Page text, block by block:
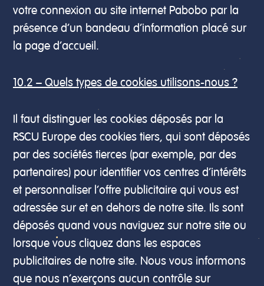
votre connexion au site internet Pabobo par la
présence d’un bandeau d’information placé sur
la page d’accueil.
10.2 – Quels types de cookies utilisons-nous ?
Il faut distinguer les cookies déposés par la
RSCU Europe des cookies tiers, qui sont déposés
par des sociétés tierces (par exemple, par des
partenaires) pour identifier vos centres d’intérêts
et personnaliser l’offre publicitaire qui vous est
adressée sur et en dehors de notre site. Ils sont
déposés quand vous naviguez sur notre site ou
lorsque vous cliquez dans les espaces
publicitaires de notre site. Nous vous informons
que nous n’exerçons aucun contrôle sur